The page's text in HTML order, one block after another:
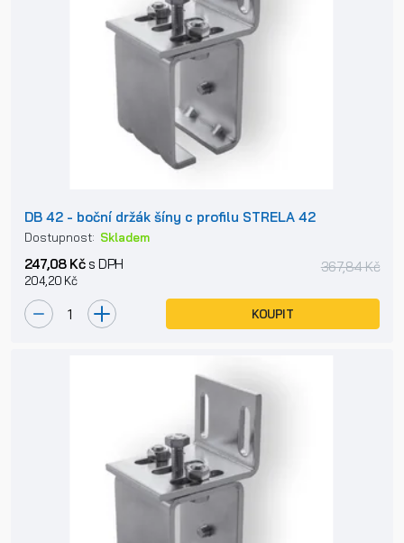
DB 42 - boční držák šíny c profilu STRELA 42
Dostupnost: Skladem
247,08 Kčs DPH
204,20 Kč
367,84 Kč
KOUPIT